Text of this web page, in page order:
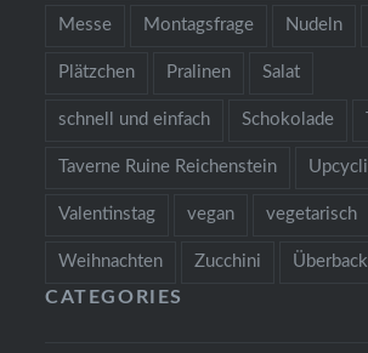
Messe Montagsfrage Nudeln
Plätzchen Pralinen Salat
schnell und einfach Schokolade
Taverne Ruine Reichenstein
Valentinstag vegan vegetarisch
Weihnachten Zucchini
CATEGORIES